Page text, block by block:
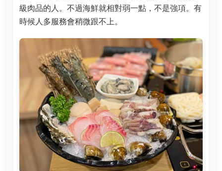
級肉品的人。不過海鮮就相對弱一點，不是強項。有
時候人多服務會稍微跟不上。